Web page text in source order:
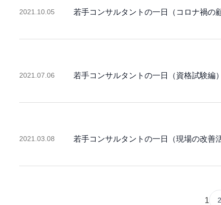
2021.10.05 若手コンサルタントの一日（コロナ禍の
2021.07.06 若手コンサルタントの一日（資格試験編
2021.03.08 若手コンサルタントの一日（現場の改善
1 2